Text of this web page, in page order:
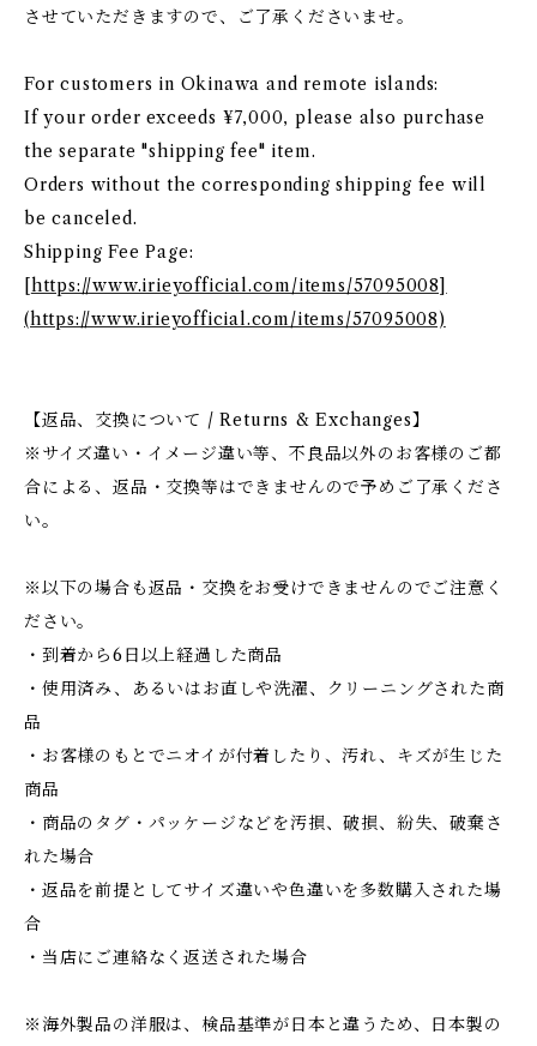
させていただきますので、ご了承くださいませ。
For customers in Okinawa and remote islands:
If your order exceeds ¥7,000, please also purchase
the separate "shipping fee" item.
Orders without the corresponding shipping fee will
be canceled.
Shipping Fee Page:
[https://www.irieyofficial.com/items/57095008]
(https://www.irieyofficial.com/items/57095008)
【返品、交換について / Returns & Exchanges】
※サイズ違い・イメージ違い等、不良品以外のお客様のご都
合による、返品・交換等はできませんので予めご了承くださ
い。
※以下の場合も返品・交換をお受けできませんのでご注意く
ださい。
・到着から6日以上経過した商品
・使用済み、あるいはお直しや洗濯、クリーニングされた商
品
・お客様のもとでニオイが付着したり、汚れ、キズが生じた
商品
・商品のタグ・パッケージなどを汚損、破損、紛失、破棄さ
れた場合
・返品を前提としてサイズ違いや色違いを多数購入された場
合
・当店にご連絡なく返送された場合
※海外製品の洋服は、検品基準が日本と違うため、日本製の